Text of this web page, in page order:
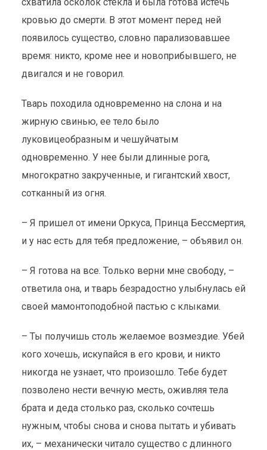
кровью до смерти. В этот момент перед ней
появилось существо, словно парализовавшее
время: никто, кроме нее и новоприбывшего, не
двигался и не говорил.
Тварь походила одновременно на слона и на
жирную свинью, ее тело было
луковицеобразным и чешуйчатым
одновременно. У нее были длинные рога,
многократно закрученные, и гигантский хвост,
сотканный из огня.
– Я пришел от имени Оркуса, Принца Бессмертия,
и у нас есть для тебя предложение, – объявил он.
– Я готова на все. Только верни мне свободу, –
ответила она, и тварь безрадостно улыбнулась ей
своей мамонтоподобной пастью с клыками.
– Ты получишь столь желаемое возмездие. Убей
кого хочешь, искупайся в его крови, и никто
никогда не узнает, что произошло. Тебе будет
позволено нести вечную месть, оживляя тела
брата и деда столько раз, сколько сочтешь
нужным, чтобы снова и снова пытать и убивать
их, – механически читало существо с длинного